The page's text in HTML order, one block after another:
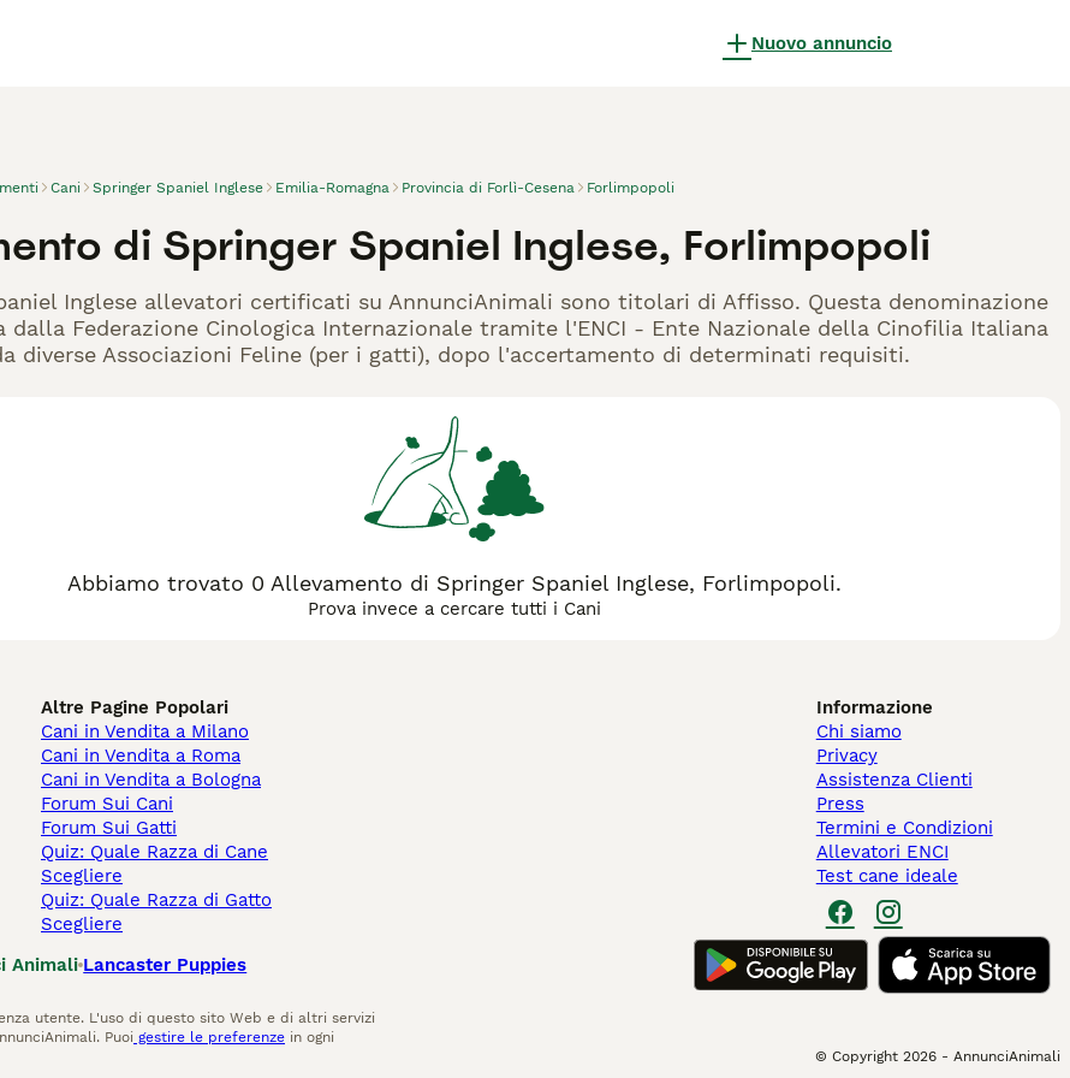
Nuovo annuncio
Cani Springer Spaniel Inglese Emilia-Romagna Provincia di Forlì-Cesena Forlimpopoli
di Springer Spaniel Inglese, Forlimpopoli
Inglese allevatori certificati su AnnunciAnimali sono titolari di Affisso. Questa denominazione
dalla Federazione Cinologica Internazionale tramite l'ENCI - Ente Nazionale della Cinofilia Italiana
diverse Associazioni Feline (per i gatti), dopo l'accertamento di determinati requisiti.
Abbiamo trovato 0 Allevamento di Springer Spaniel Inglese, Forlimpopoli.
Prova invece a cercare tutti i Cani
Altre Pagine Popolari
Cani in Vendita a Milano
Cani in Vendita a Roma
Cani in Vendita a Bologna
Forum Sui Cani
Forum Sui Gatti
Quiz: Quale Razza di Cane
Scegliere
Quiz: Quale Razza di Gatto
Scegliere
Informazione
Chi siamo
Privacy
Assistenza Clienti
Press
Termini e Condizioni
Allevatori ENCI
Test cane ideale
Animali Lancaster Puppies
utente. L'uso di questo sito Web e di altri servizi
Puoi gestire le preferenze in ogni
© Copyright 2026 - AnnunciAnimali